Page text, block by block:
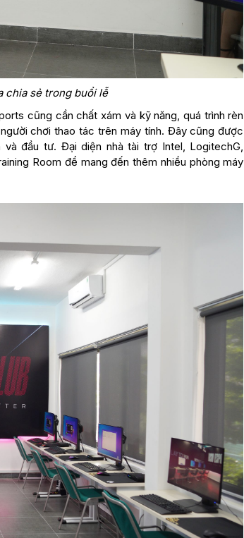
chia sẻ trong buổi lễ
cũng cần chất xám và kỹ năng, quá trình rèn
chơi thao tác trên máy tính. Đây cũng được
đầu tư. Đại diện nhà tài trợ Intel, LogitechG,
Room để mang đến thêm nhiều phòng máy